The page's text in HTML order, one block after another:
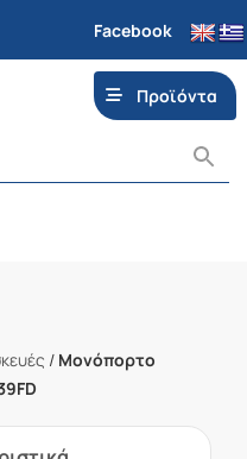
Facebook
Προϊόντα
/ Μονόπορτο